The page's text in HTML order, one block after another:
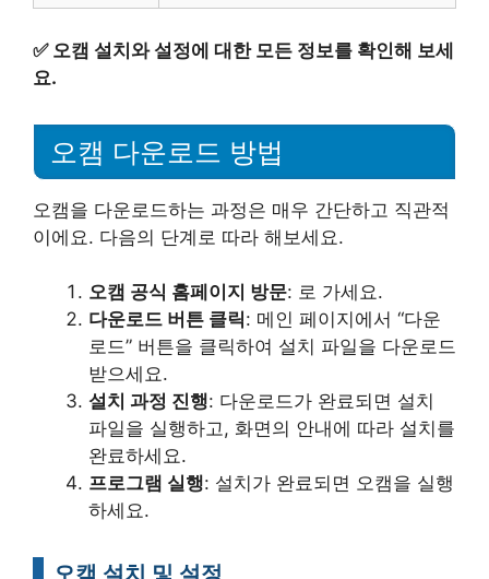
✅ 오캠 설치와 설정에 대한 모든 정보를 확인해 보세
요.
오캠 다운로드 방법
오캠을 다운로드하는 과정은 매우 간단하고 직관적
이에요. 다음의 단계로 따라 해보세요.
오캠 공식 홈페이지 방문: 로 가세요.
다운로드 버튼 클릭: 메인 페이지에서 “다운
로드” 버튼을 클릭하여 설치 파일을 다운로드
받으세요.
설치 과정 진행: 다운로드가 완료되면 설치
파일을 실행하고, 화면의 안내에 따라 설치를
완료하세요.
프로그램 실행: 설치가 완료되면 오캠을 실행
하세요.
오캠 설치 및 설정